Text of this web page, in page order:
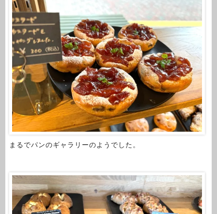
まるでパンのギャラリーのようでした。